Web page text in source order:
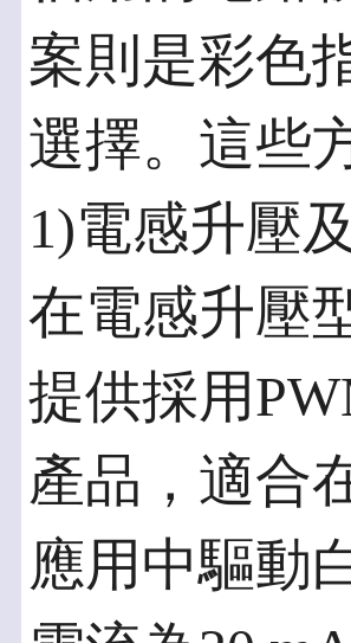
案則是彩色
選擇。這些
1)電感升壓
在電感升壓
提供採用
產品，適合
應用中驅動